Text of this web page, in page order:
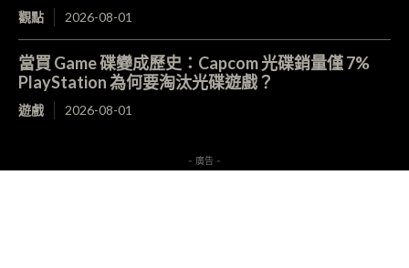
觀點 2026-08-01
當買 Game 碟變成歷史：Capcom 光碟銷量僅 7%
PlayStation 為何要淘汰光碟遊戲？
遊戲 2026-08-01
- 廣告 -